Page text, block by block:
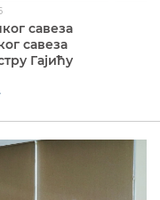
савеза
савеза
Гајићу